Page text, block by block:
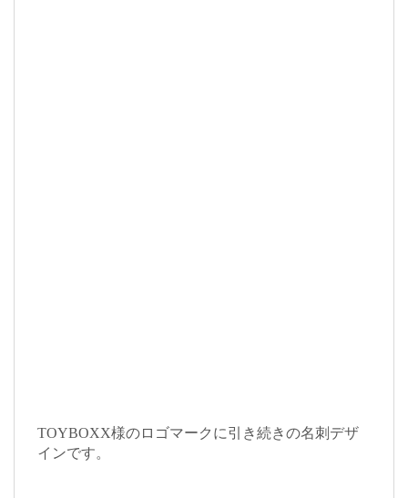
TOYBOXX様のロゴマークに引き続きの名刺デザ
インです。